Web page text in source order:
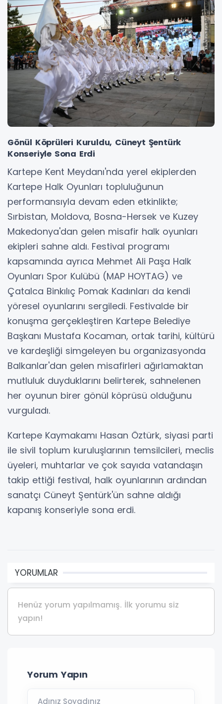
Gönül Köprüleri Kuruldu, Cüneyt Şentürk
Konseriyle Sona Erdi
Kartepe Kent Meydanı'nda yerel ekiplerden
Kartepe Halk Oyunları topluluğunun
performansıyla devam eden etkinlikte;
Sırbistan, Moldova, Bosna-Hersek ve Kuzey
Makedonya'dan gelen misafir halk oyunları
ekipleri sahne aldı. Festival programı
kapsamında ayrıca Mehmet Ali Paşa Halk
Oyunları Spor Kulübü (MAP HOYTAG) ve
Çatalca Binkılıç Pomak Kadınları da kendi
yöresel oyunlarını sergiledi. Festivalde bir
konuşma gerçekleştiren Kartepe Belediye
Başkanı Mustafa Kocaman, ortak tarihi, kültürü
ve kardeşliği simgeleyen bu organizasyonda
Balkanlar'dan gelen misafirleri ağırlamaktan
mutluluk duyduklarını belirterek, sahnelenen
her oyunun birer gönül köprüsü olduğunu
vurguladı.
Kartepe Kaymakamı Hasan Öztürk, siyasi parti
ile sivil toplum kuruluşlarının temsilcileri, meclis
üyeleri, muhtarlar ve çok sayıda vatandaşın
takip ettiği festival, halk oyunlarının ardından
sanatçı Cüneyt Şentürk'ün sahne aldığı
kapanış konseriyle sona erdi.
YORUMLAR
Henüz yorum yapılmamış. İlk yorumu siz
yapın!
Yorum Yapın